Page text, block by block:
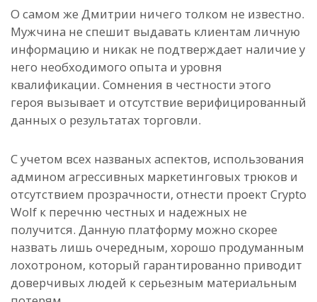
О самом же Дмитрии ничего толком не известно.
Мужчина не спешит выдавать клиентам личную
информацию и никак не подтверждает наличие у
него необходимого опыта и уровня
квалификации. Сомнения в честности этого
героя вызывает и отсутствие верифицированный
данных о результатах торговли.
С учетом всех названых аспектов, использования
админом агрессивных маркетинговых трюков и
отсутствием прозрачности, отнести проект Crypto
Wolf к перечню честных и надежных не
получится. Данную платформу можно скорее
назвать лишь очередным, хорошо продуманным
лохотроном, который гарантированно приводит
доверчивых людей к серьезным материальным